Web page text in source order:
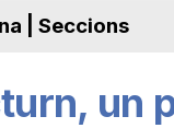
| Seccions
un